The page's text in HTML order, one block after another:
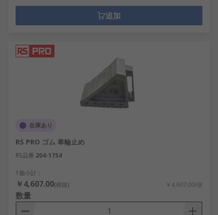
追加
在庫あり
RS PRO ゴム 車輪止め
RS品番 204-1754
1個小計：
￥4,607.00(税抜) ￥4,607.00/個
数量